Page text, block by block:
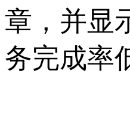
章，并显
务完成率